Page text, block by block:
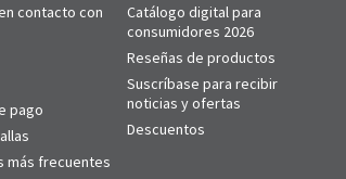
contacto con
pago
más frecuentes
Catálogo digital para
consumidores 2026
Reseñas de productos
Suscríbase para recibir
noticias y ofertas
Descuentos